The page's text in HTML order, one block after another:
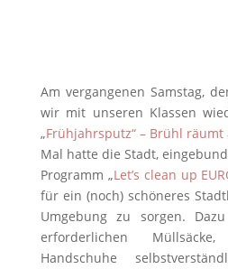
Am vergangenen Samstag,
wir mit unseren Klassen
„Frühjahrsputz“ – Brühl räumt
Mal hatte die Stadt,
Programm „Let’s clean up
für ein (noch) schöneres
Umgebung zu sorgen.
erforderlichen
Handschuhe